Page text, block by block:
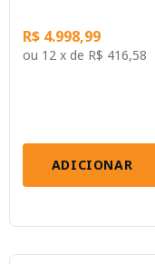
R$ 4.998,99
ou 12 x de R$ 416,58
ADICIONAR